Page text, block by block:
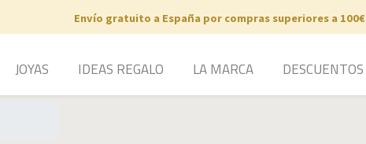
Envío gratuito a España por compras superiores a 100€
JOYAS IDEAS REGALO LA MARCA DESCUENTOS